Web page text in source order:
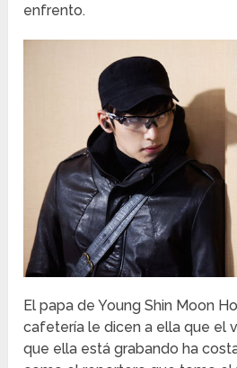
enfrento.
El papa de Young Shin Moon
cafetería le dicen a ella que el
que ella está grabando ha